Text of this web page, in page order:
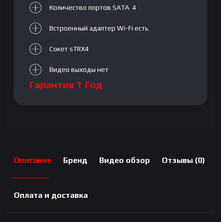
Количество портов SATA 4
Встроенный адаптер Wi-Fi есть
Сокет sTRX4
Видео выходы нет
Гарантия 1 Год
Описание Бренд Видео обзор Отзывы (0)
Оплата и доставка